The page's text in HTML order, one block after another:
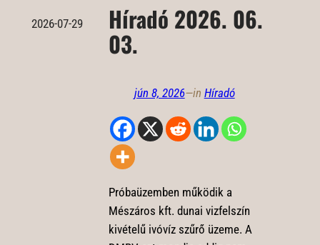
2026-07-29 Híradó 2026. 06.
03.
jún 8, 2026—in Híradó
Próbaüzemben működik a
Mészáros kft. dunai vizfelszín
kivételű ivóvíz szűrő üzeme. A